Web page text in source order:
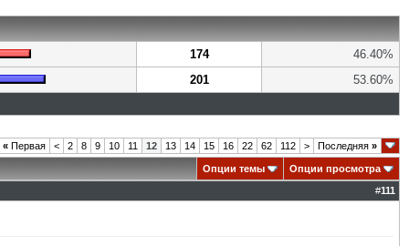
174
46.40%
201 53.60%
« Первая < 2 8 9 10 11 12 13 14 15 16 22 62 112 > Последняя »
Опции темы
Опции просмотра
#111